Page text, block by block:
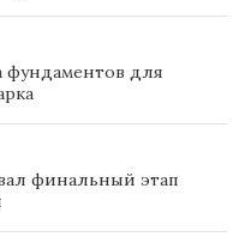
фундаментов для
финальный этап